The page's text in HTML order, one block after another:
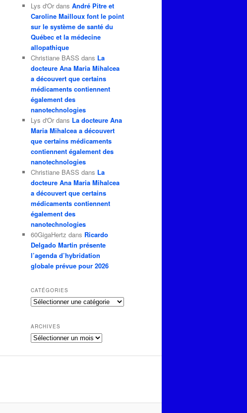
Lys d'Or dans André Pitre et
Caroline Mailloux font le point
sur le système de santé du
Québec et la médecine
allopathique
Christiane BASS dans La
docteure Ana Maria Mihalcea
a découvert que certains
médicaments contiennent
également des
nanotechnologies
Lys d'Or dans La docteure Ana
Maria Mihalcea a découvert
que certains médicaments
contiennent également des
nanotechnologies
Christiane BASS dans La
docteure Ana Maria Mihalcea
a découvert que certains
médicaments contiennent
également des
nanotechnologies
60GigaHertz dans Ricardo
Delgado Martin présente
l’agenda d’hybridation
globale prévue pour 2026
CATÉGORIES
Catégories
ARCHIVES
Archives